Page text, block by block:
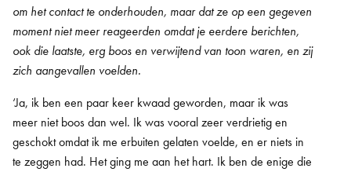
om het contact te onderhouden, maar dat ze op een gegeven
moment niet meer reageerden omdat je eerdere berichten,
ook die laatste, erg boos en verwijtend van toon waren, en zij
zich aangevallen voelden.
‘Ja, ik ben een paar keer kwaad geworden, maar ik was
meer niet boos dan wel. Ik was vooral zeer verdrietig en
geschokt omdat ik me erbuiten gelaten voelde, en er niets in
te zeggen had. Het ging me aan het hart. Ik ben de enige die